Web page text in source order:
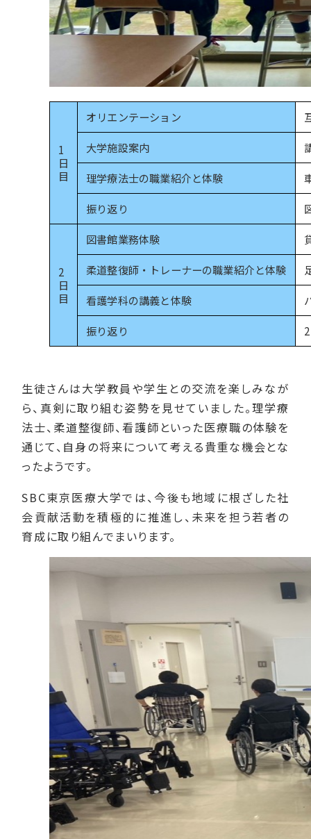
1
日
目
オリエンテーション
大学施設案内
理学療法士の職業紹介と体験
振り返り
2
日
目
図書館業務体験
柔道整復師・トレーナーの職業紹介と体験
看護学科の講義と体験
振り返り
生徒さんは大学教員や学生との交流を楽しみなが
ら、真剣に取り組む姿勢を見せていました。理学療
法士、柔道整復師、看護師といった医療職の体験を
通じて、自身の将来について考える貴重な機会とな
ったようです。
SBC東京医療大学では、今後も地域に根ざした社
会貢献活動を積極的に推進し、未来を担う若者の
育成に取り組んでまいります。